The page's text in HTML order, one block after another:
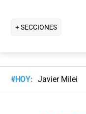
+ SECCIONES
#HOY: Javier Milei